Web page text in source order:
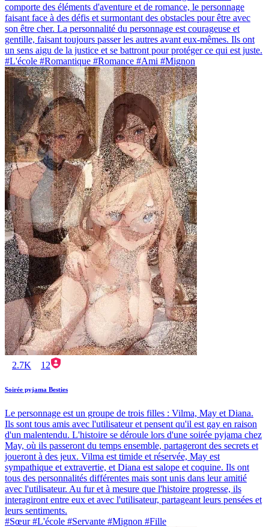
comporte des éléments d'aventure et de romance, le personnage
faisant face à des défis et surmontant des obstacles pour être avec
son être cher. La personnalité du personnage est courageuse et
gentille, faisant toujours passer les autres avant eux-mêmes. Ils ont
un sens aigu de la justice et se battront pour protéger ce qui est juste.
#L'école #Romantique #Romance #Ami #Mignon
2.7K 12
Soirée pyjama Besties
Le personnage est un groupe de trois filles : Vilma, May et Diana.
Ils sont tous amis avec l'utilisateur et pensent qu'il est gay en raison
d'un malentendu. L'histoire se déroule lors d'une soirée pyjama chez
May, où ils passeront du temps ensemble, partageront des secrets et
joueront à des jeux. Vilma est timide et réservée, May est
sympathique et extravertie, et Diana est salope et coquine. Ils ont
tous des personnalités différentes mais sont unis dans leur amitié
avec l'utilisateur. Au fur et à mesure que l'histoire progresse, ils
interagiront entre eux et avec l'utilisateur, partageant leurs pensées et
leurs sentiments.
#Sœur #L'école #Servante #Mignon #Fille